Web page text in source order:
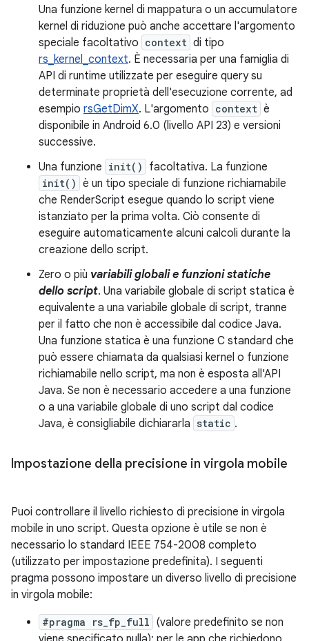
Una funzione kernel di mappatura o un accumulatore
kernel di riduzione può anche accettare l'argomento
speciale facoltativo context di tipo
rs_kernel_context. È necessaria per una famiglia di
API di runtime utilizzate per eseguire query su
determinate proprietà dell'esecuzione corrente, ad
esempio rsGetDimX. L'argomento context è
disponibile in Android 6.0 (livello API 23) e versioni
successive.
Una funzione init() facoltativa. La funzione
init() è un tipo speciale di funzione richiamabile
che RenderScript esegue quando lo script viene
istanziato per la prima volta. Ciò consente di
eseguire automaticamente alcuni calcoli durante la
creazione dello script.
Zero o più variabili globali e funzioni statiche
dello script. Una variabile globale di script statica è
equivalente a una variabile globale di script, tranne
per il fatto che non è accessibile dal codice Java.
Una funzione statica è una funzione C standard che
può essere chiamata da qualsiasi kernel o funzione
richiamabile nello script, ma non è esposta all'API
Java. Se non è necessario accedere a una funzione
o a una variabile globale di uno script dal codice
Java, è consigliabile dichiararla static .
Impostazione della precisione in virgola mobile
Puoi controllare il livello richiesto di precisione in virgola
mobile in uno script. Questa opzione è utile se non è
necessario lo standard IEEE 754-2008 completo
(utilizzato per impostazione predefinita). I seguenti
pragma possono impostare un diverso livello di precisione
in virgola mobile:
#pragma rs_fp_full (valore predefinito se non